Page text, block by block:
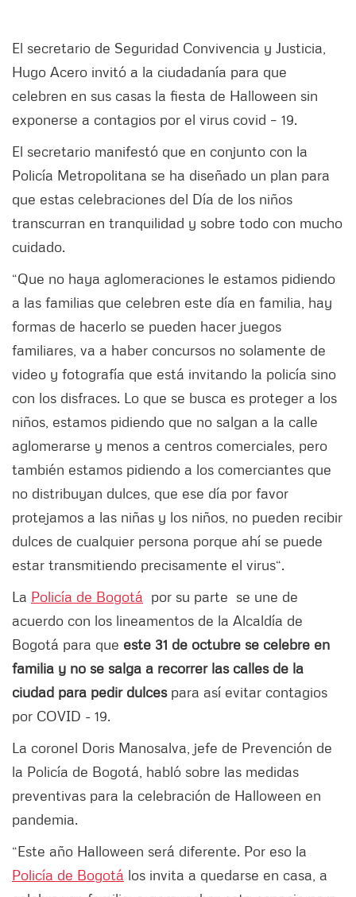
El secretario de Seguridad Convivencia y Justicia,
Hugo Acero invitó a la ciudadanía para que
celebren en sus casas la fiesta de Halloween sin
exponerse a contagios por el virus covid – 19.
El secretario manifestó que en conjunto con la
Policía Metropolitana se ha diseñado un plan para
que estas celebraciones del Día de los niños
transcurran en tranquilidad y sobre todo con mucho
cuidado.
“Que no haya aglomeraciones le estamos pidiendo
a las familias que celebren este día en familia, hay
formas de hacerlo se pueden hacer juegos
familiares, va a haber concursos no solamente de
video y fotografía que está invitando la policía sino
con los disfraces. Lo que se busca es proteger a los
niños, estamos pidiendo que no salgan a la calle
aglomerarse y menos a centros comerciales, pero
también estamos pidiendo a los comerciantes que
no distribuyan dulces, que ese día por favor
protejamos a las niñas y los niños, no pueden recibir
dulces de cualquier persona porque ahí se puede
estar transmitiendo precisamente el virus“.
La Policía de Bogotá por su parte se une de
acuerdo con los lineamentos de la Alcaldía de
Bogotá para que este 31 de octubre se celebre en
familia y no se salga a recorrer las calles de la
ciudad para pedir dulcespara así evitar contagios
por COVID - 19.
La coronel Doris Manosalva, jefe de Prevención de
la Policía de Bogotá, habló sobre las medidas
preventivas para la celebración de Halloween en
pandemia.
“Este año Halloween será diferente. Por eso la
Policía de Bogotá los invita a quedarse en casa, a